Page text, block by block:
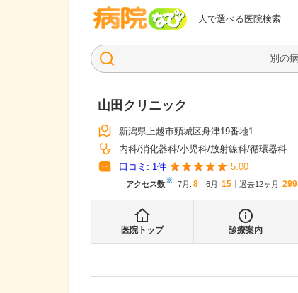
人で選べる医院検索
病院なび
山田クリニック
新潟県上越市頸城区舟津19番地1
内科 消化器科 小児科 放射線科 循環器科
口コミ: 1件 5.00
アクセス数※ 7月 : 8 6月 : 15 過去12ヶ月: 299
医院トップ 診療案内